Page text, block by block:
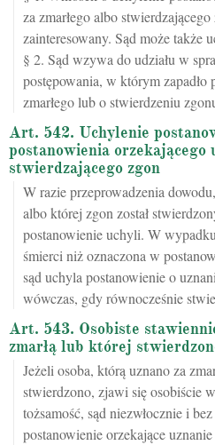
za zmarłego albo
zainteresowany. Sąd może także
§ 2. Sąd wzywa do udziału w
postępowania, w którym zapadło
zmarłego lub o stwierdzeniu
Art. 542. Uchylenie
postanowienia orzekającego
stwierdzającego zgon
W razie przeprowadzenia
albo której zgon został
postanowienie uchyli. W
śmierci niż oznaczona w
sąd uchyla postanowienie o
wówczas, gdy równocześnie
Art. 543. Osobiste
zmarłą lub której
Jeżeli osoba, którą uznano za
stwierdzono, zjawi się osobiście
tożsamość, sąd niezwłocznie i
postanowienie orzekające